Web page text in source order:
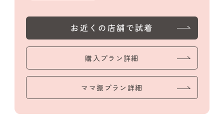
お近くの店舗で試着
購入プラン詳細
ママ振プラン詳細